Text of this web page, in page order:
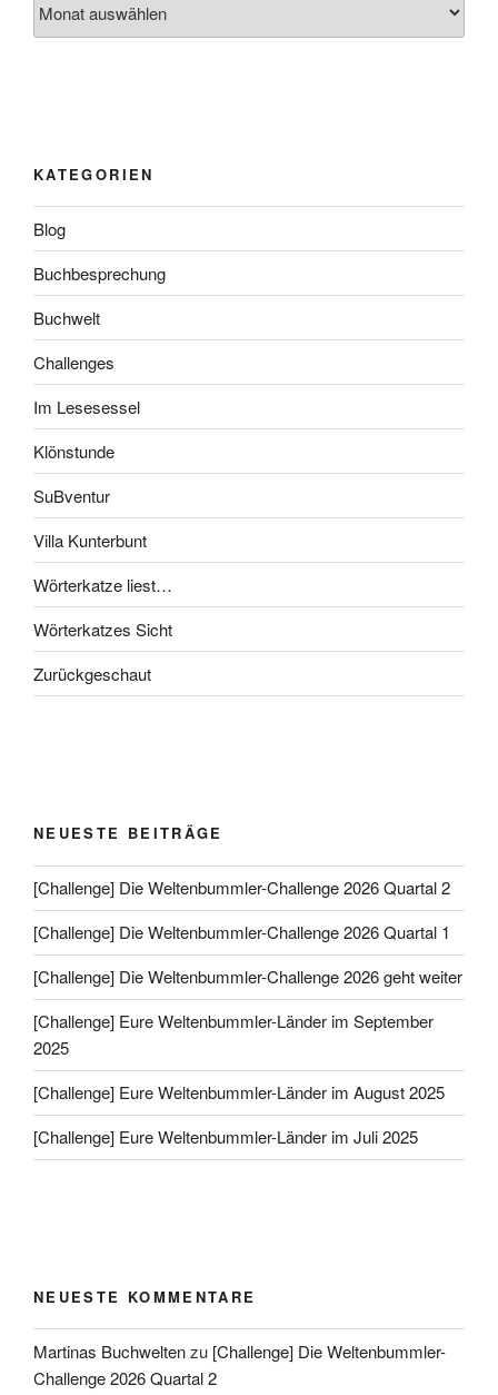
KATEGORIEN
Blog
Buchbesprechung
Buchwelt
Challenges
Im Lesesessel
Klönstunde
SuBventur
Villa Kunterbunt
Wörterkatze liest…
Wörterkatzes Sicht
Zurückgeschaut
NEUESTE BEITRÄGE
[Challenge] Die Weltenbummler-Challenge 2026 Quartal 2
[Challenge] Die Weltenbummler-Challenge 2026 Quartal 1
[Challenge] Die Weltenbummler-Challenge 2026 geht weiter
[Challenge] Eure Weltenbummler-Länder im September
2025
[Challenge] Eure Weltenbummler-Länder im August 2025
[Challenge] Eure Weltenbummler-Länder im Juli 2025
NEUESTE KOMMENTARE
Martinas Buchweltenzu [Challenge] Die Weltenbummler-
Challenge 2026 Quartal 2